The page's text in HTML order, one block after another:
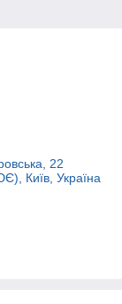
22
Київ, Україна